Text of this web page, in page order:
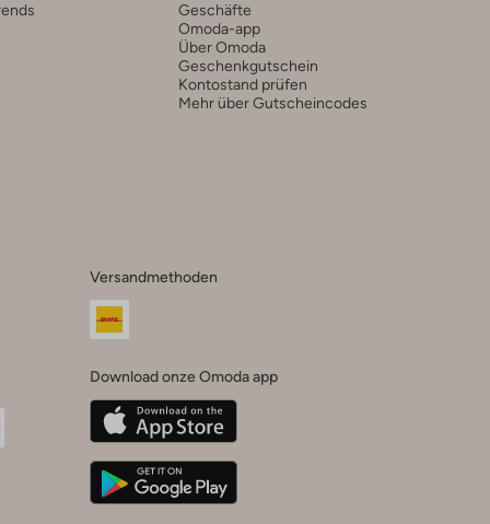
Geschäfte
Omoda-app
Über Omoda
Geschenkgutschein
Kontostand prüfen
Mehr über Gutscheincodes
Versandmethoden
Download onze Omoda app